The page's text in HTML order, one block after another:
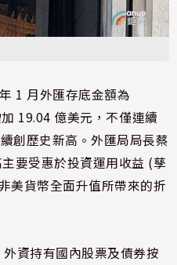
1 月外匯存底金額為
19.04 億美元，不僅連續
創歷史新高。外匯局局長蔡
要受惠於投資運用收益 (孳
美貨幣全面升值所帶來的折
資持有國內股票及債券按